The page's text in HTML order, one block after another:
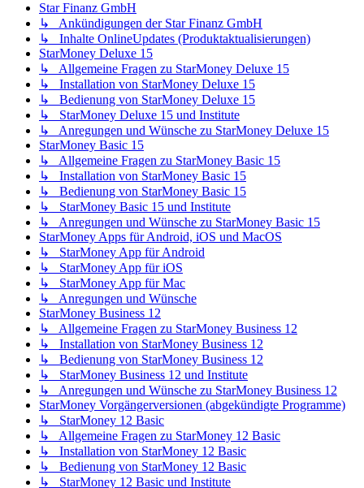
Star Finanz GmbH
↳ Ankündigungen der Star Finanz GmbH
↳ Inhalte OnlineUpdates (Produktaktualisierungen)
StarMoney Deluxe 15
↳ Allgemeine Fragen zu StarMoney Deluxe 15
↳ Installation von StarMoney Deluxe 15
↳ Bedienung von StarMoney Deluxe 15
↳ StarMoney Deluxe 15 und Institute
↳ Anregungen und Wünsche zu StarMoney Deluxe 15
StarMoney Basic 15
↳ Allgemeine Fragen zu StarMoney Basic 15
↳ Installation von StarMoney Basic 15
↳ Bedienung von StarMoney Basic 15
↳ StarMoney Basic 15 und Institute
↳ Anregungen und Wünsche zu StarMoney Basic 15
StarMoney Apps für Android, iOS und MacOS
↳ StarMoney App für Android
↳ StarMoney App für iOS
↳ StarMoney App für Mac
↳ Anregungen und Wünsche
StarMoney Business 12
↳ Allgemeine Fragen zu StarMoney Business 12
↳ Installation von StarMoney Business 12
↳ Bedienung von StarMoney Business 12
↳ StarMoney Business 12 und Institute
↳ Anregungen und Wünsche zu StarMoney Business 12
StarMoney Vorgängerversionen (abgekündigte Programme)
↳ StarMoney 12 Basic
↳ Allgemeine Fragen zu StarMoney 12 Basic
↳ Installation von StarMoney 12 Basic
↳ Bedienung von StarMoney 12 Basic
↳ StarMoney 12 Basic und Institute